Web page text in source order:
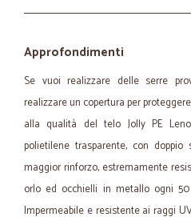
Approfondimenti
Se vuoi realizzare delle serre
realizzare un copertura per
alla qualità del telo Jolly PE
polietilene trasparente, con
maggior rinforzo, estremamente
orlo ed occhielli in metallo ogni
Impermeabile e resistente ai raggi